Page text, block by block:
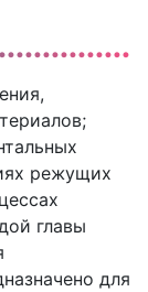
режущих
главы
для